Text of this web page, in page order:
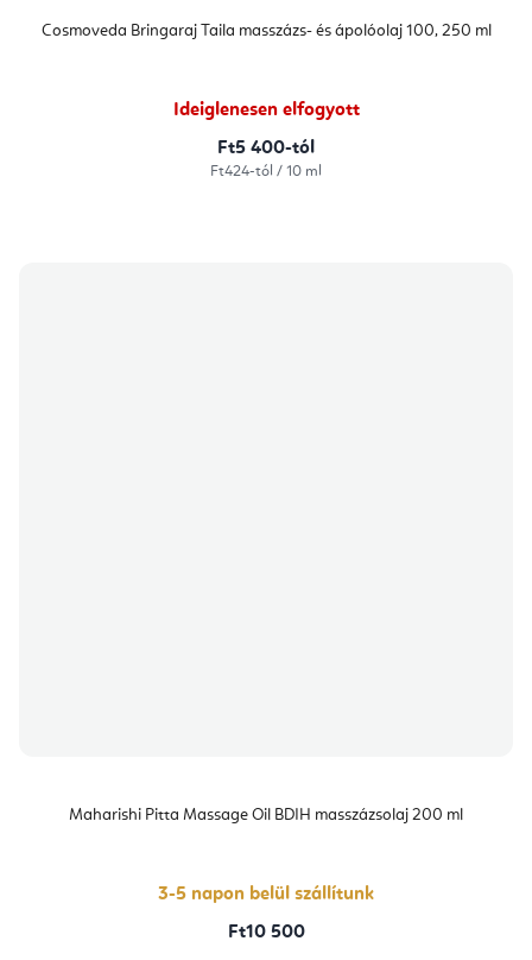
Cosmoveda Bringaraj Taila masszázs- és ápolóolaj 100, 250 ml
Ideiglenesen elfogyott
Ft5 400-tól
Egységár:
Ft424-tól / 10 ml
Maharishi Pitta Massage Oil BDIH masszázsolaj 200 ml
3-5 napon belül szállítunk
Ft10 500